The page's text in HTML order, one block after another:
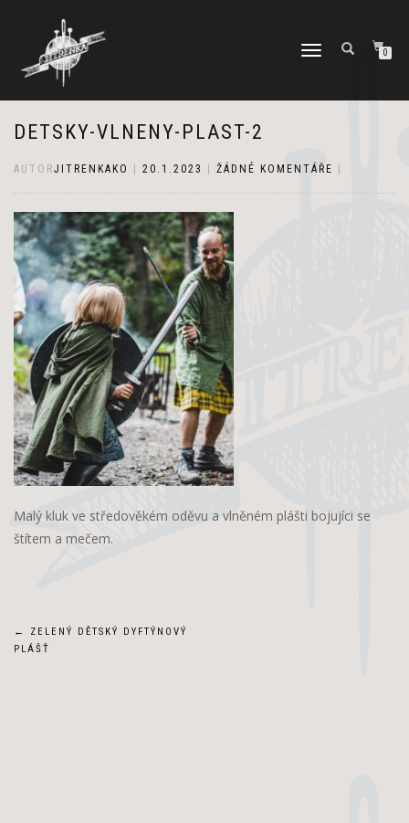
PŘEPNOUT
0
DETSKY-VLNENY-PLAST-2
AUTORJITRENKAKO 20.1.2023 ŽÁDNÉ KOMENTÁŘE
Malý kluk ve středověkém oděvu a vlněném plášti bojujíci se
štítem a mečem.
Navigace
←
ZELENÝ DĚTSKÝ DYFTÝNOVÝ
PLÁŠŤ